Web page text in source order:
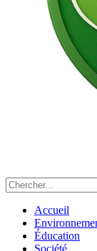
Accueil
Éducation
Société